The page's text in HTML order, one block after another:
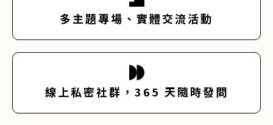
多主題專場、實體交流活動
線上私密社群，365 天隨時發問